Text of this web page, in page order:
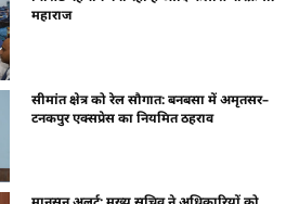
महाराज
सीमांत क्षेत्र को रेल सौगात: बनबसा में अमृतसर–
टनकपुर एक्सप्रेस का नियमित ठहराव